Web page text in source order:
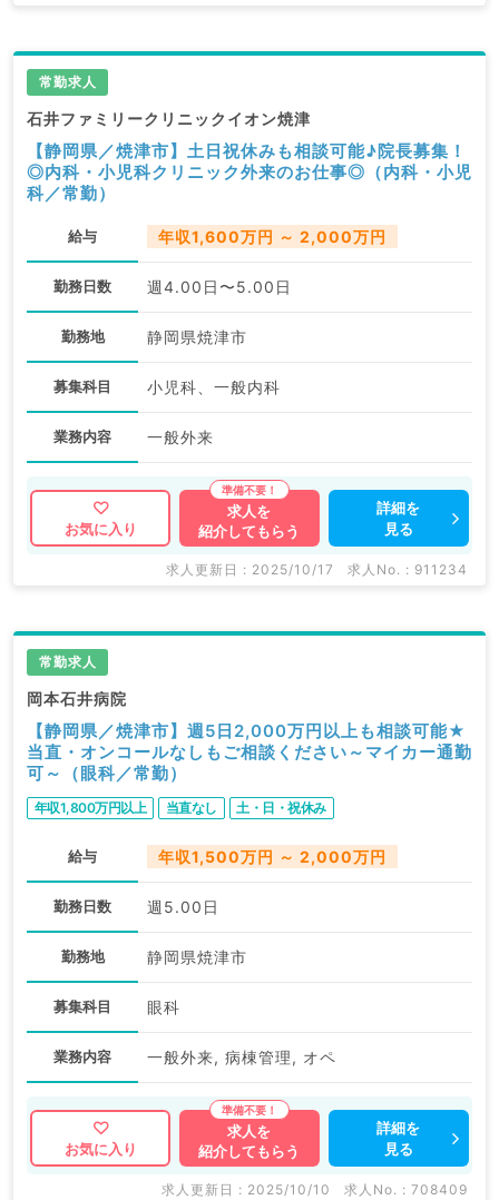
常勤求人
石井ファミリークリニックイオン焼津
【静岡県／焼津市】土日祝休みも相談可能♪院長募集！
◎内科・小児科クリニック外来のお仕事◎（内科・小児
科／常勤）
給与 年収1,600万円 ～ 2,000万円
勤務日数 週4.00日〜5.00日
勤務地 静岡県焼津市
募集科目 小児科、一般内科
業務内容 一般外来
お気に入り
求人を
紹介してもらう
詳細を
見る
求人更新日 : 2025/10/17 求人No. : 911234
常勤求人
岡本石井病院
【静岡県／焼津市】週5日2,000万円以上も相談可能★
当直・オンコールなしもご相談ください～マイカー通勤
可～（眼科／常勤）
年収1,800万円以上 当直なし 土・日・祝休み
給与 年収1,500万円 ～ 2,000万円
勤務日数 週5.00日
勤務地 静岡県焼津市
募集科目 眼科
業務内容 一般外来, 病棟管理, オペ
お気に入り
求人を
紹介してもらう
詳細を
見る
求人更新日 : 2025/10/10 求人No. : 708409